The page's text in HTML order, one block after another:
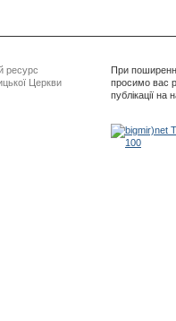
ресурс
Церкви
При
просимо вас
публікації на